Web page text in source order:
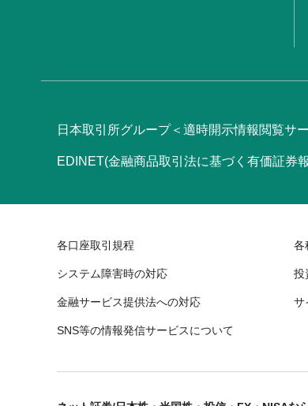
日本取引所グループ＜適時開示情報閲覧サ
EDINET(金融商品取引法に基づく有価証券
各口座取引規程 各
システム障害時の対応 投
金融サービス提供法への対応 サ
SNS等の情報発信サービスについて